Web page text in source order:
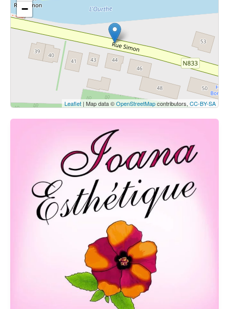
Cliquez sur le bouton pour afficher la carte.
Voir la carte
−
Leaflet | Map data ©OpenStreetMapcontributors, CC-BY-SA